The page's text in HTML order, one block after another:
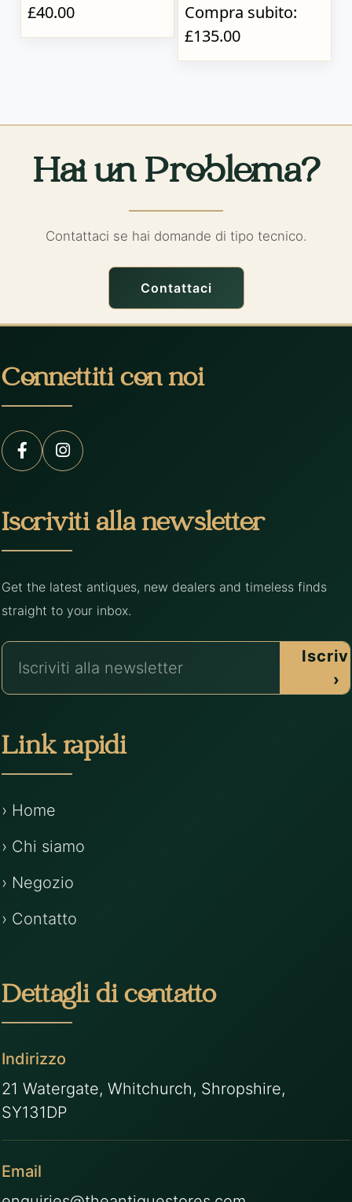
£40.00
Compra subito:
£135.00
Hai un Problema?
Contattaci se hai domande di tipo tecnico.
Contattaci
Connettiti con noi
Iscriviti alla newsletter
Get the latest antiques, new dealers and timeless finds
straight to your inbox.
›
Link rapidi
› Home
› Chi siamo
› Negozio
› Contatto
Dettagli di contatto
Indirizzo
21 Watergate, Whitchurch, Shropshire,
SY131DP
Email